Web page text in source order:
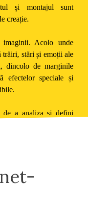
și montajul sunt
creație.
imaginii. Acolo unde
trăiri, stări și emoții ale
dincolo de marginile
efectelor speciale și
de a analiza și defini
(prelegeri teoretice,